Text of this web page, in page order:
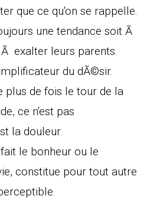
que ce qu'on se rappelle.
une tendance soit Ã
exalter leurs parents.
du dÃ©sir.
plus de fois le tour de la
ce n'est pas
la douleur.
le bonheur ou le
constitue pour tout autre